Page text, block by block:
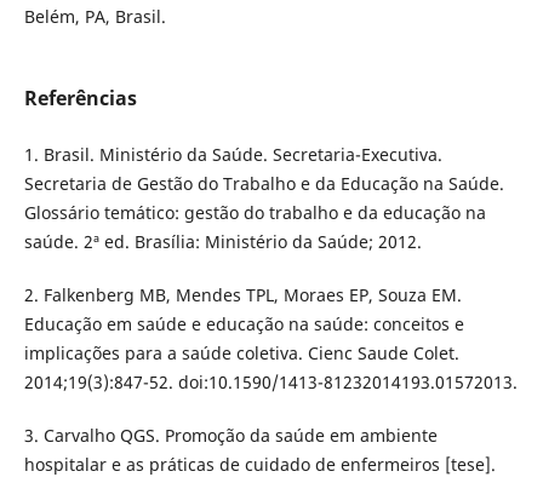
Belém, PA, Brasil.
Referências
1. Brasil. Ministério da Saúde. Secretaria-Executiva.
Secretaria de Gestão do Trabalho e da Educação na Saúde.
Glossário temático: gestão do trabalho e da educação na
saúde. 2ª ed. Brasília: Ministério da Saúde; 2012.
2. Falkenberg MB, Mendes TPL, Moraes EP, Souza EM.
Educação em saúde e educação na saúde: conceitos e
implicações para a saúde coletiva. Cienc Saude Colet.
2014;19(3):847-52. doi:10.1590/1413-81232014193.01572013.
3. Carvalho QGS. Promoção da saúde em ambiente
hospitalar e as práticas de cuidado de enfermeiros [tese].